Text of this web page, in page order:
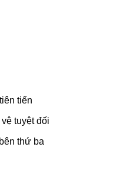
tiến
tuyệt đối
thứ ba